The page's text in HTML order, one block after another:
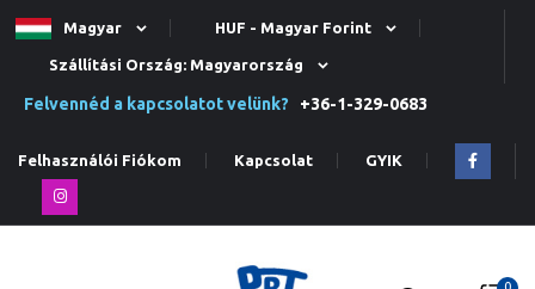
Magyar HUF - Magyar Forint
Szállítási Ország: Magyarország
Felvennéd a kapcsolatot velünk? +36-1-329-0683
Felhasználói Fiókom Kapcsolat GYIK